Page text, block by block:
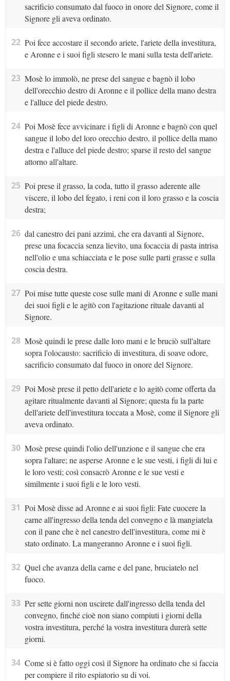
sacrificio consumato dal fuoco in onore del Signore, come il
Signore gli aveva ordinato.
22 Poi fece accostare il secondo ariete, l'ariete della investitura,
e Aronne e i suoi figli stesero le mani sulla testa dell'ariete.
23 Mosè lo immolò, ne prese del sangue e bagnò il lobo
dell'orecchio destro di Aronne e il pollice della mano destra
e l'alluce del piede destro.
24 Poi Mosè fece avvicinare i figli di Aronne e bagnò con quel
sangue il lobo del loro orecchio destro, il pollice della mano
destra e l'alluce del piede destro; sparse il resto del sangue
attorno all'altare.
25 Poi prese il grasso, la coda, tutto il grasso aderente alle
viscere, il lobo del fegato, i reni con il loro grasso e la coscia
destra;
26 dal canestro dei pani azzimi, che era davanti al Signore,
prese una focaccia senza lievito, una focaccia di pasta intrisa
nell'olio e una schiacciata e le pose sulle parti grasse e sulla
coscia destra.
27 Poi mise tutte queste cose sulle mani di Aronne e sulle mani
dei suoi figli e le agitò con l'agitazione rituale davanti al
Signore.
28 Mosè quindi le prese dalle loro mani e le bruciò sull'altare
sopra l'olocausto: sacrificio di investitura, di soave odore,
sacrificio consumato dal fuoco in onore del Signore.
29 Poi Mosè prese il petto dell'ariete e lo agitò come offerta da
agitare ritualmente davanti al Signore; questa fu la parte
dell'ariete dell'investitura toccata a Mosè, come il Signore gli
aveva ordinato.
30 Mosè prese quindi l'olio dell'unzione e il sangue che era
sopra l'altare; ne asperse Aronne e le sue vesti, i figli di lui e
le loro vesti; così consacrò Aronne e le sue vesti e
similmente i suoi figli e le loro vesti.
31 Poi Mosè disse ad Aronne e ai suoi figli: Fate cuocere la
carne all'ingresso della tenda del convegno e là mangiatela
con il pane che è nel canestro dell'investitura, come mi è
stato ordinato. La mangeranno Aronne e i suoi figli.
32 Quel che avanza della carne e del pane, bruciatelo nel
fuoco.
33 Per sette giorni non uscirete dall'ingresso della tenda del
convegno, finché cioè non siano compiuti i giorni della
vostra investitura, perché la vostra investitura durerà sette
giorni.
34 Come si è fatto oggi così il Signore ha ordinato che si faccia
per compiere il rito espiatorio su di voi.